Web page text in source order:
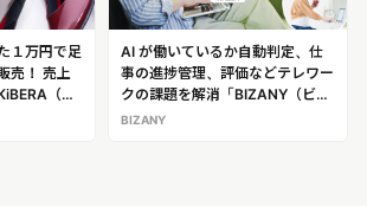
１万円で足
売！ 売上
（キ
AI が働いているか自動判定、仕
事の進捗管理、評価などテレワー
クの課題を解消「BIZANY（ビズ
エニー）」
BIZANY